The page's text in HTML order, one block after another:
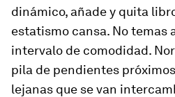
dinámico, añade y quita
estatismo cansa. No temas
intervalo de comodidad.
pila de pendientes
lejanas que se van